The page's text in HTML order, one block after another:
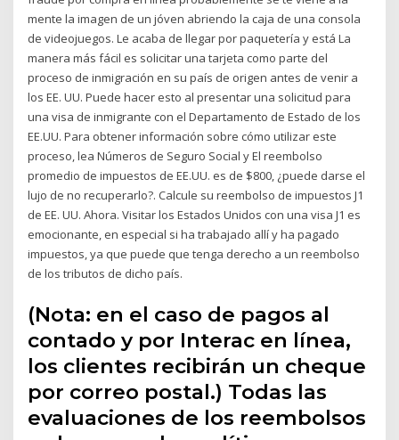
mente la imagen de un jóven abriendo la caja de una consola
de videojuegos. Le acaba de llegar por paquetería y está La
manera más fácil es solicitar una tarjeta como parte del
proceso de inmigración en su país de origen antes de venir a
los EE. UU. Puede hacer esto al presentar una solicitud para
una visa de inmigrante con el Departamento de Estado de los
EE.UU. Para obtener información sobre cómo utilizar este
proceso, lea Números de Seguro Social y El reembolso
promedio de impuestos de EE.UU. es de $800, ¿puede darse el
lujo de no recuperarlo?. Calcule su reembolso de impuestos J1
de EE. UU. Ahora. Visitar los Estados Unidos con una visa J1 es
emocionante, en especial si ha trabajado allí y ha pagado
impuestos, ya que puede que tenga derecho a un reembolso
de los tributos de dicho país.
(Nota: en el caso de pagos al
contado y por Interac en línea,
los clientes recibirán un cheque
por correo postal.) Todas las
evaluaciones de los reembolsos